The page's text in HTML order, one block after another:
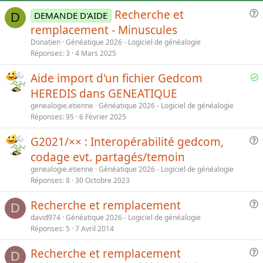
D
t
i
DEMANDE D'AIDE
Recherche et
remplacement - Minuscules
Donatien Généatique 2026 - Logiciel de généalogie
Réponses 3 4 Mars 2025
S
e
d
Aide import d'un fichier Gedcom
HEREDIS dans GENEATIQUE
genealogie.etienne Généatique 2026 - Logiciel de généalogie
Réponses 95 6 Février 2025
t
i
G2021/×× : Interopérabilité gedcom,
codage evt. partagés/temoin
genealogie.etienne Généatique 2026 - Logiciel de généalogie
Réponses 8 30 Octobre 2023
D
s
t
Recherche et remplacement
david974 Généatique 2026 - Logiciel de généalogie
Réponses 5 7 Avril 2014
D Recherche et remplacement